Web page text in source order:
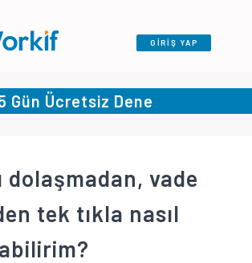
GİRİŞ YAP
Gün Ücretsiz Dene
dolaşmadan, vade
tek tıkla nasıl